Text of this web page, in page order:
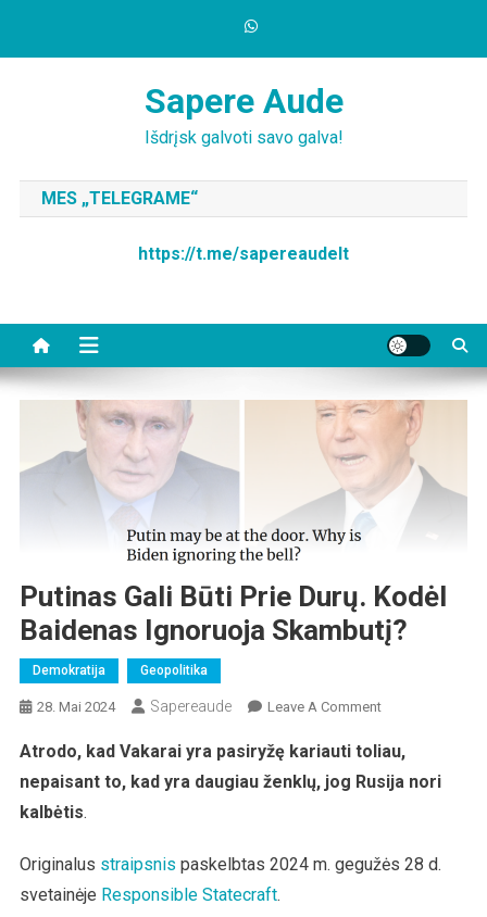
Sapere Aude
Išdrįsk galvoti savo galva!
MES „TELEGRAME“
https://t.me/sapereaudelt
Putinas Gali Būti Prie Durų. Kodėl
Baidenas Ignoruoja Skambutį?
Demokratija Geopolitika
28. Mai 2024 Sapereaude Leave A CommentOn
Gali
Būti
Kodėl
Atrodo, kad Vakarai yra pasiryžę kariauti toliau,
nepaisant to, kad yra daugiau ženklų, jog Rusija nori
kalbėtis.
Originalus straipsnis paskelbtas 2024 m. gegužės 28 d.
svetainėje Responsible Statecraft.